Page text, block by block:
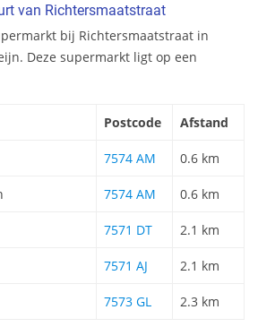
van Richtersmaatstraat
bij Richtersmaatstraat in
Deze supermarkt ligt op een
Postcode Afstand
7574 AM 0.6 km
7574 AM 0.6 km
7571 DT 2.1 km
7571 AJ 2.1 km
7573 GL 2.3 km